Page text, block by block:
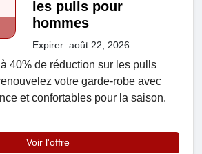
les pulls pour
hommes
Expirer: août 22, 2026
40% de réduction sur les pulls
votre garde-robe avec
et confortables pour la saison.
Voir l'offre